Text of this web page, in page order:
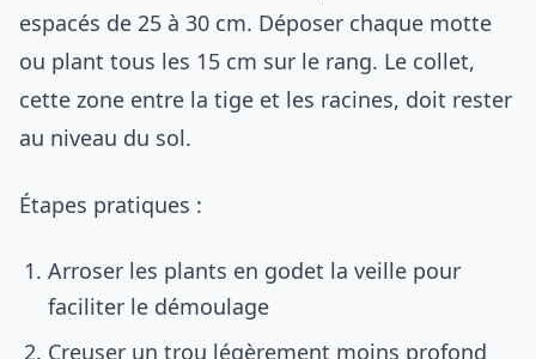
espacés de 25 à 30 cm. Déposer chaque motte
ou plant tous les 15 cm sur le rang. Le collet,
cette zone entre la tige et les racines, doit rester
au niveau du sol.
Étapes pratiques :
Arroser les plants en godet la veille pour
faciliter le démoulage
Creuser un trou légèrement moins profond